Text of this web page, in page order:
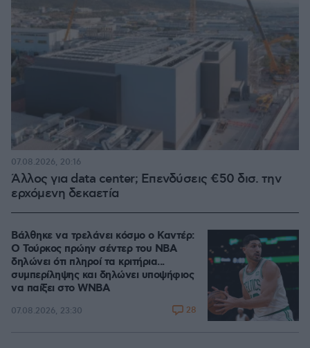
Άλλος για data center; Επενδύσεις €50 δισ. την
ερχόμενη δεκαετία
07.08.2026, 20:16
Βάλθηκε να τρελάνει κόσμο ο Καντέρ:
Ο Τούρκος πρώην σέντερ του NBA
δηλώνει ότι πληροί τα κριτήρια...
συμπερίληψης και δηλώνει υποψήφιος
να παίξει στο WNBA
07.08.2026, 23:30 28